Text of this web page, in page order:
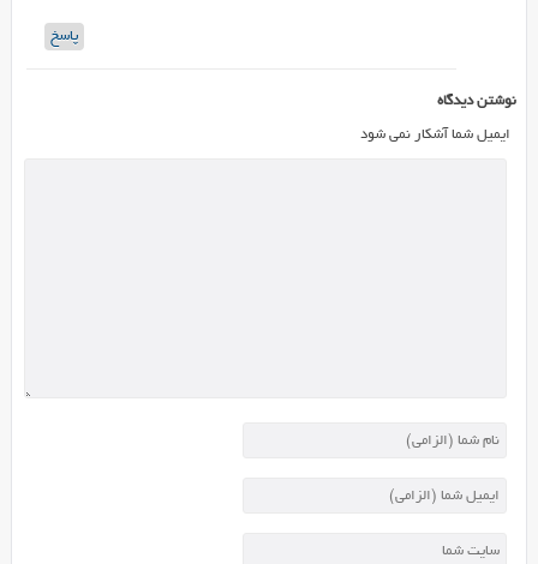
پاسخ
نوشتن دیدگاه
ایمیل شما آشکار نمی شود